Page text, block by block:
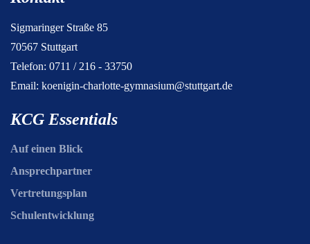
Sigmaringer Straße 85
70567 Stuttgart
Telefon: 0711 / 216 - 33750
Email: koenigin-charlotte-gymnasium@stuttgart.de
KCG Essentials
Auf einen Blick
Ansprechpartner
Vertretungsplan
Schulentwicklung